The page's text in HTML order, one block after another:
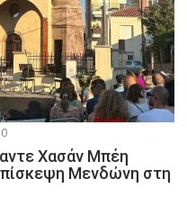
0
Χασάν Μπέη
Μενδώνη στη